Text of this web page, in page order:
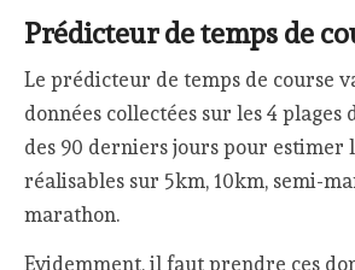
Prédicteur de temps de
Le prédicteur de temps de course
données collectées sur les 4 plages
des 90 derniers jours pour estimer
réalisables sur 5km, 10km, semi-
marathon.
Evidemment, il faut prendre ces